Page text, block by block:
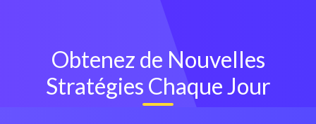
Obtenez de Nouvelles
Stratégies Chaque Jour